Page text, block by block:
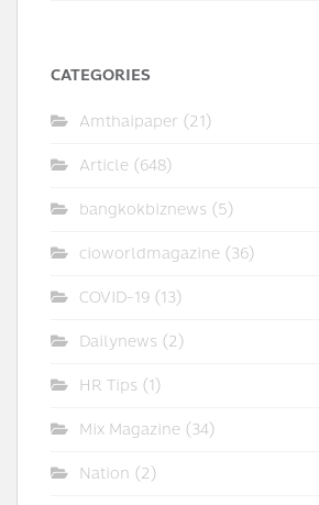
CATEGORIES
Amthaipaper (21)
Article (648)
bangkokbiznews (5)
cioworldmagazine (36)
COVID-19 (13)
Dailynews (2)
HR Tips (1)
Mix Magazine (34)
Nation (2)